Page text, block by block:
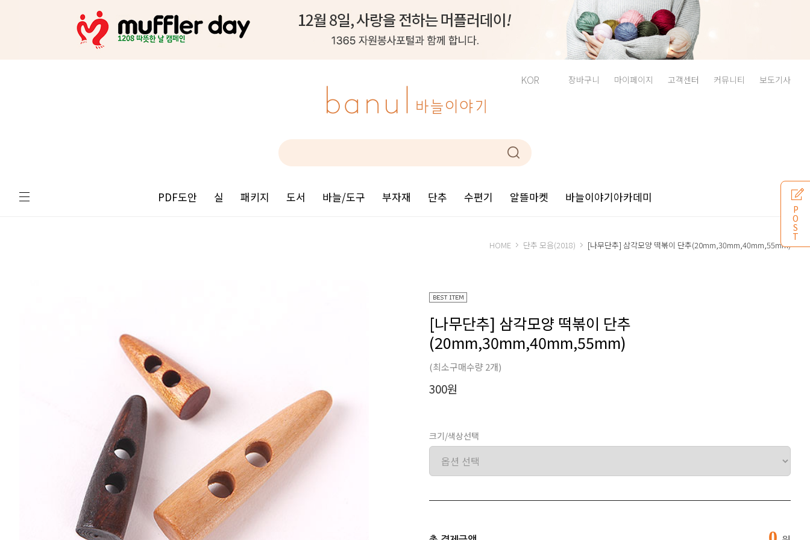
KOR 장바구니 마이페이지 고객센터 커뮤니티 보도기사
PDF도안 실 패키지 도서 바늘/도구 부자재 단추 수편기 알뜰마켓 바늘이야기아카데미
HOME 단추 모음(2018) [나무단추] 삼각모양 떡볶이 단추(20mm,30mm,40mm,55mm)
[나무단추] 삼각모양 떡볶이 단추
(20mm,30mm,40mm,55mm)
(최소구매수량 2개)
300원
크기/색상선택
P
O
S
T